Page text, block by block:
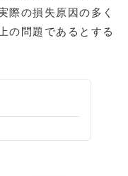
際の損失原因の多く
の問題であるとする